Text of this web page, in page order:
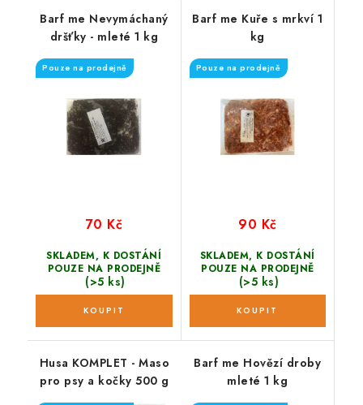
Barf me Nevymáchaný
dršťky - mleté 1 kg
Pouze na prodejně
SKLADEM, K DOSTÁNÍ
POUZE NA PRODEJNĚ
(>5 ks)
70 Kč
Barf me Kuře s mrkví 1
kg
Pouze na prodejně
SKLADEM, K DOSTÁNÍ
POUZE NA PRODEJNĚ
(>5 ks)
90 Kč
Husa KOMPLET - Maso
pro psy a kočky 500 g
Barf me Hovězí droby
mleté 1 kg